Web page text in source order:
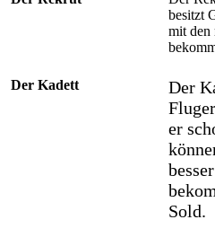
besitzt
mit den
Der Kadett
Der
er
Sold.